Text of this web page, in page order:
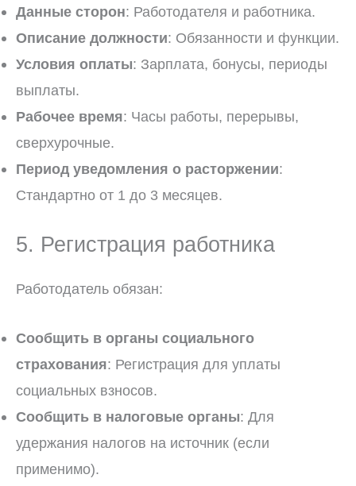
Данные сторон: Работодателя и работника.
Описание должности: Обязанности и функции.
Условия оплаты: Зарплата, бонусы, периоды
выплаты.
Рабочее время: Часы работы, перерывы,
сверхурочные.
Период уведомления о расторжении:
Стандартно от 1 до 3 месяцев.
5. Регистрация работника
Работодатель обязан:
Сообщить в органы социального
страхования: Регистрация для уплаты
социальных взносов.
Сообщить в налоговые органы: Для
удержания налогов на источник (если
применимо).